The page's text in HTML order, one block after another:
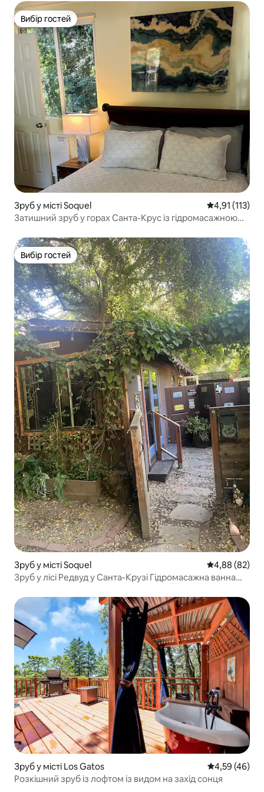
тваринами
Вибір гостей
Вибір гостей
Зруб у місті Soquel Середня
4,91 (113)
Затишний зруб у горах Санта-Крус із гідромасажною
Вибір гостей
Вибір гостей
Зруб у місті Soquel Середня
4,88 (82)
Зруб у лісі Редвуд у Санта-Крузі Гідромасажна ванна
Зруб у місті Los Gatos Середня
4,59 (46)
Розкішний зруб із лофтом із видом на захід сонця